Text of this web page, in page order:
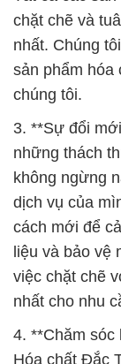
cách mới để
liệu và bảo
việc chặt chẽ
nhất cho nhu
4. **Chăm
Hóa chất Đắc
khách hàng là
Chúng tôi
sẵn sàng hỗ
nhân viên
chọn lựa sản
tin chi tiết về
5. **Mục tiêu